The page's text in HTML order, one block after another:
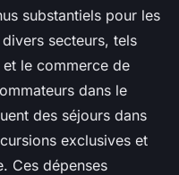
substantiels pour les
secteurs, tels
et le commerce de
dans le
des séjours dans
exclusives et
Ces dépenses